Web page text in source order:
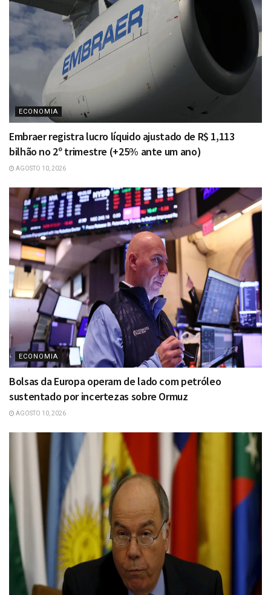
ECONOMIA
Embraer registra lucro líquido ajustado de R$ 1,113
bilhão no 2º trimestre (+25% ante um ano)
AGOSTO 10, 2026
ECONOMIA
Bolsas da Europa operam de lado com petróleo
sustentado por incertezas sobre Ormuz
AGOSTO 10, 2026